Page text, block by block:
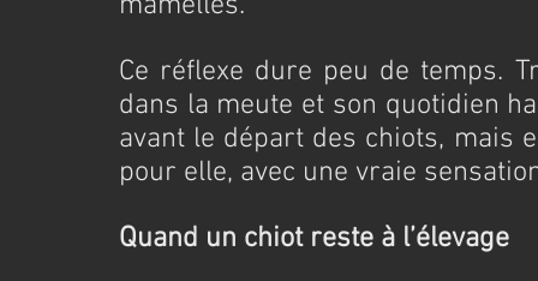
Ce réflexe dure peu de temps.
dans la meute et son quotidien
avant le départ des chiots, mais
pour elle, avec une vraie
Quand un chiot reste à l’élevage